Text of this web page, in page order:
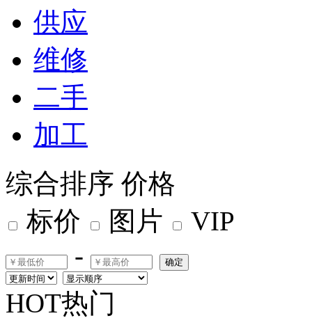
供应
维修
二手
加工
综合排序 价格
标价
图片
VIP
-
确定
HOT热门